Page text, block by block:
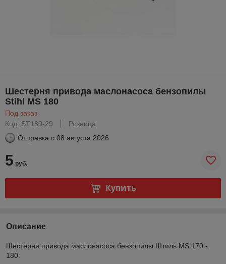
Шестерня привода маслонасоса бензопилы
Stihl MS 180
Под заказ
Код: ST180-29
Розница
Отправка с 08 августа 2026
5 руб.
Купить
Описание
Шестерня привода маслонасоса бензопилы Штиль MS 170 -
180.